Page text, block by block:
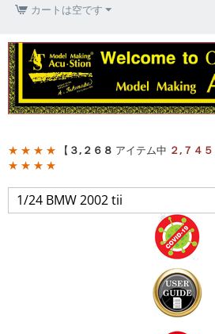
カートは空です
★ ★ ★ ★ 【 ３,２６８ アイテム中 ２,７４５
★ ★ ★ ★